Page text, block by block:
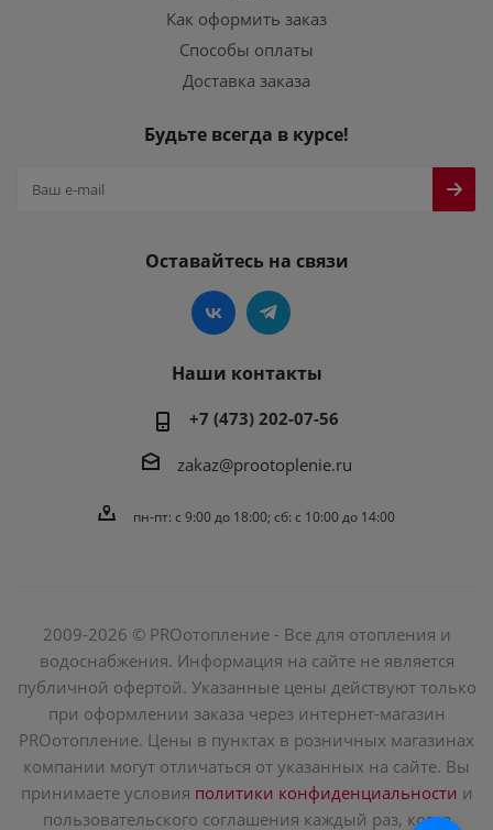
Как оформить заказ
Способы оплаты
Доставка заказа
Будьте всегда в курсе!
Оставайтесь на связи
Наши контакты
+7 (473) 202-07-56
zakaz@prootoplenie.ru
пн-пт: c 9:00 до 18:00; сб: с 10:00 до 14:00
2009-2026 © PROотопление - Все для отопления и
водоснабжения. Информация на сайте не является
публичной офертой. Указанные цены действуют только
при оформлении заказа через интернет-магазин
PROотопление. Цены в пунктах в розничных магазинах
компании могут отличаться от указанных на сайте. Вы
принимаете условия политики конфиденциальности и
пользовательского соглашения каждый раз, когда